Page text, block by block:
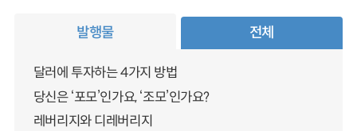
발행물 전체
달러에 투자하는 4가지 방법
당신은 ‘포모’인가요, ‘조모’인가요?
레버리지와 디레버리지